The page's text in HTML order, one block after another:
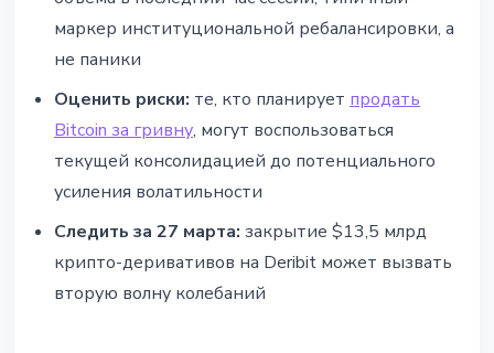
маркер институциональной ребалансировки, а
не паники
Оценить риски: те, кто планирует продать
Bitcoin за гривну, могут воспользоваться
текущей консолидацией до потенциального
усиления волатильности
Следить за 27 марта: закрытие $13,5 млрд
крипто-деривативов на Deribit может вызвать
вторую волну колебаний